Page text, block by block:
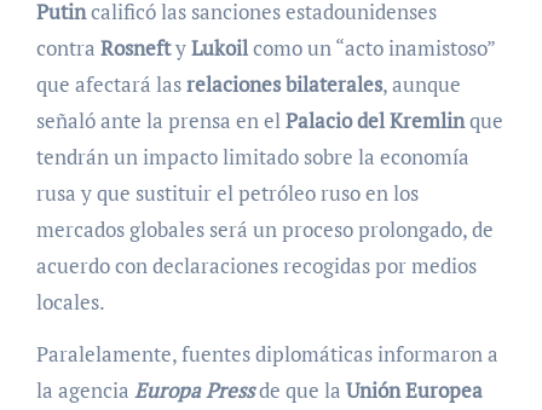
Putincalificó las sanciones estadounidenses
contra RosneftyLukoilcomo un “acto inamistoso”
que afectará lasrelaciones bilaterales, aunque
señaló ante la prensa en elPalacio del Kremlinque
tendrán un impacto limitado sobre la economía
rusa y que sustituir el petróleo ruso en los
mercados globales será un proceso prolongado, de
acuerdo con declaraciones recogidas por medios
locales.
Paralelamente, fuentes diplomáticas informaron a
la agencia Europa Pressde que la Unión Europea